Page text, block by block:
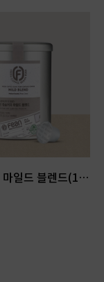
핀 캡슐커피 마일드 블렌드(100입)